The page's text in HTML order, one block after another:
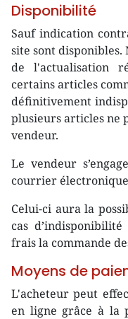
Disponibilité
Sauf indication
site sont disponibles.
de l'actualisation
certains articles
définitivement
plusieurs articles ne
vendeur.
Le vendeur
courrier
Celui-ci aura la
cas
frais la commande
Moyens de
L'acheteur peut
en ligne grâce à la